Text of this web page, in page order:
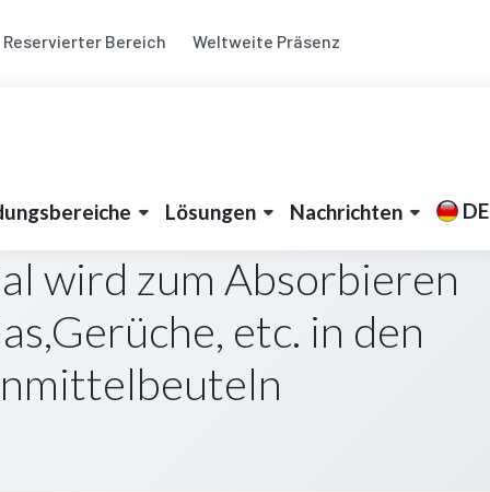
Reservierter Bereich Weltweite Präsenz
Lösungen Nachrichten DE
wird zum Absorbieren
etc. in den